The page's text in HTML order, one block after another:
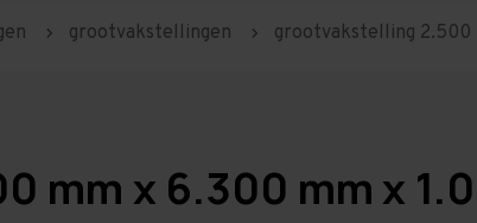
grootvakstellingen grootvakstelling 2.500
mm x 6.300 mm x